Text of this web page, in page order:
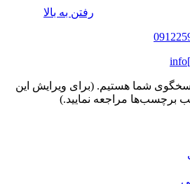
رفتن به بالا
هفته پاسخگوی شما هستیم. (برای ویرایش این
برچسب‌ها مراجعه نمایید.)